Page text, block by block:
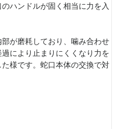
ハンドルが固く相当に力を入
が磨耗しており、噛み合わせ
により止まりにくくなり力を
様です。蛇口本体の交換で対